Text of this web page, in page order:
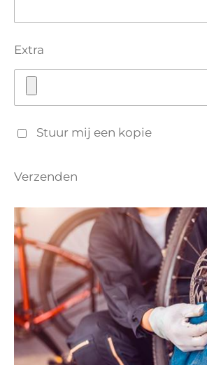
Extra
Stuur mij een kopie
Verzenden